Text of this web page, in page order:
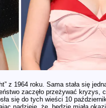
spotkanie
4 gru
The Rest
historia
O’Brienem
4 gru
The Rest
historia
4 gru
kluczową
Beatles u
albumu
Beatles
3 gru
Serial
„Hamburg
z 1964 roku. Sama stała się
zaczęło przeżywać kryzys,
się do tych wieści 10